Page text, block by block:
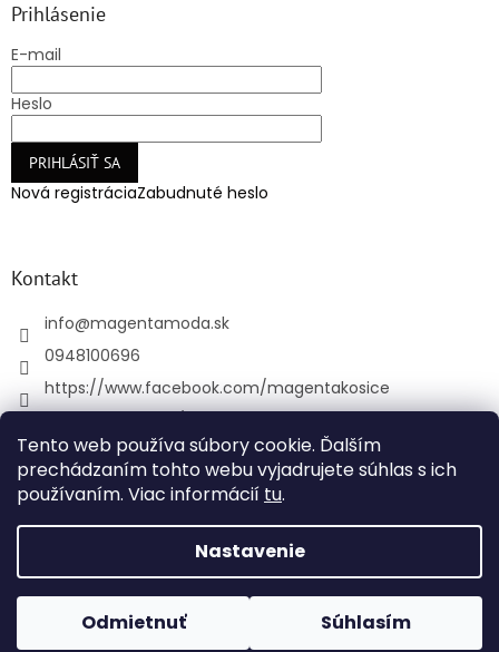
Tento web používa súbory cookie. Ďalším
prechádzaním tohto webu vyjadrujete súhlas s ich
používaním. Viac informácií tu.
Nastavenie
Odmietnuť Súhlasím
Prihlásenie
E-mail
Heslo
PRIHLÁSIŤ SA
Nová registráciaZabudnuté heslo
Kontakt
info@magentamoda.sk
0948100696
https://www.facebook.com/magentakosice
+421948100696
Copyright 2026MAGENTAMODA. Všetky práva
vyhradené.
Upraviť nastavenie cookies